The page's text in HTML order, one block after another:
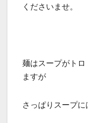
くださいませ。
麺はスープがト
ますが
さっぱりスープ